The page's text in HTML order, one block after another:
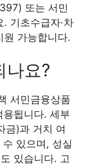
또는 서민
기초수급자·차
원 가능합니다.
나요?
서민금융상품
용됩니다. 세부
금)과 거치 여
있으며, 성실
도 있습니다. 고